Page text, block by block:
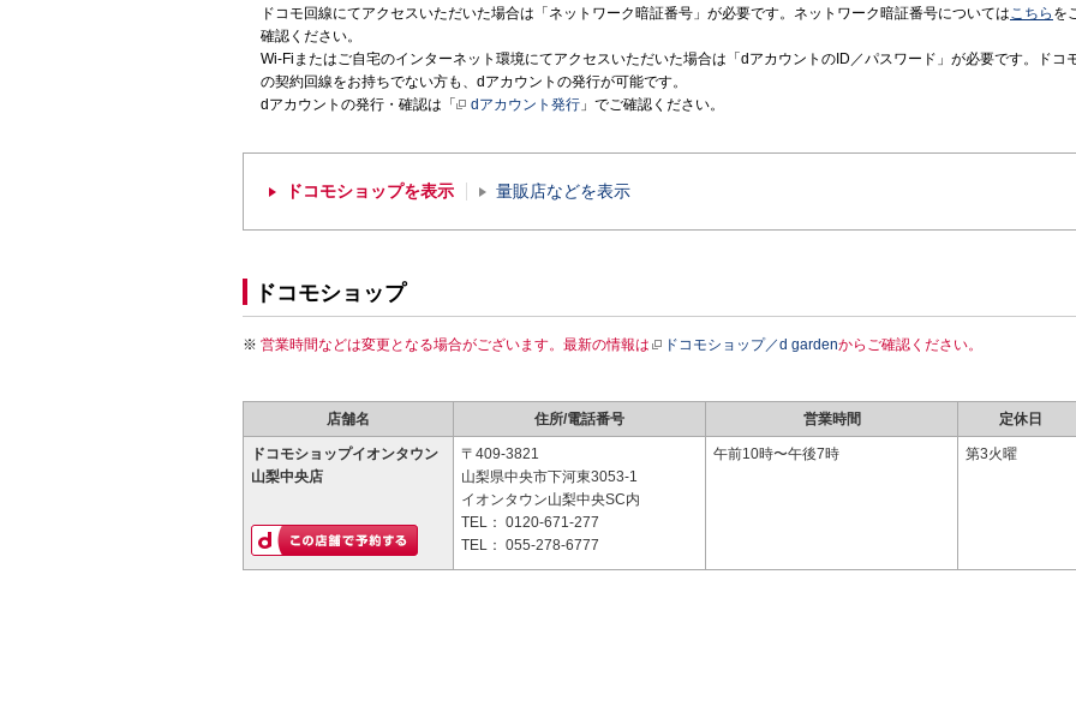
ドコモ回線にてアクセスいただいた場合は「ネットワーク暗証番号」が必要です。ネットワーク暗証番号についてはこちら を
確認ください。
Wi-Fiまたはご自宅のインターネット環境にてアクセスいただいた場合は「dアカウントのID／パスワード」が必要です。ドコ
の契約回線をお持ちでない方も、dアカウントの発行が可能です。
dアカウントの発行・確認は「
dアカウント発行 」でご確認ください。
ドコモショップを表示 量販店などを表示
ドコモショップ
営業時間などは変更となる場合がございます。最新の情報は ドコモショップ／d gardenからご確認ください。
店舗名 住所/電話番号 営業時間 定休日
ドコモショップイオンタウン
山梨中央店
〒409-3821
山梨県中央市下河東3053-1
イオンタウン山梨中央SC内
TEL： 0120-671-277
TEL： 055-278-6777
午前10時〜午後7時 第3火曜